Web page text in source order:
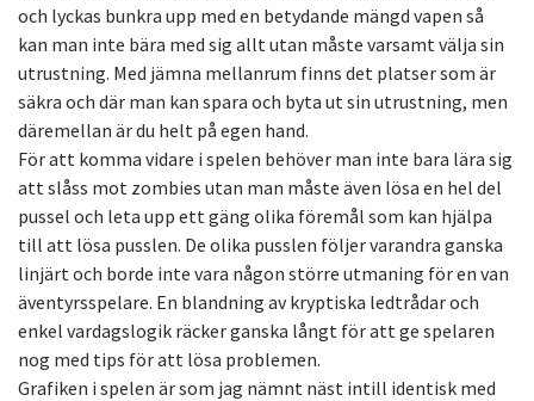
och lyckas bunkra upp med en betydande mängd vapen så
kan man inte bära med sig allt utan måste varsamt välja sin
utrustning. Med jämna mellanrum finns det platser som är
säkra och där man kan spara och byta ut sin utrustning, men
däremellan är du helt på egen hand.
För att komma vidare i spelen behöver man inte bara lära sig
att slåss mot zombies utan man måste även lösa en hel del
pussel och leta upp ett gäng olika föremål som kan hjälpa
till att lösa pusslen. De olika pusslen följer varandra ganska
linjärt och borde inte vara någon större utmaning för en van
äventyrsspelare. En blandning av kryptiska ledtrådar och
enkel vardagslogik räcker ganska långt för att ge spelaren
nog med tips för att lösa problemen.
Grafiken i spelen är som jag nämnt näst intill identisk med